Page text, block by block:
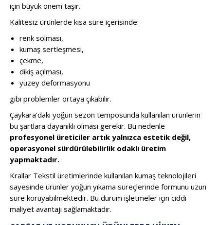
için büyük önem taşır.
Kalitesiz ürünlerde kısa süre içerisinde:
renk solması,
kumaş sertleşmesi,
çekme,
dikiş açılması,
yüzey deformasyonu
gibi problemler ortaya çıkabilir.
Çaykara’daki yoğun sezon temposunda kullanılan ürünlerin
bu şartlara dayanıklı olması gerekir. Bu nedenle
profesyonel üreticiler artık yalnızca estetik değil,
operasyonel sürdürülebilirlik odaklı üretim
yapmaktadır.
Krallar Tekstil üretimlerinde kullanılan kumaş teknolojileri
sayesinde ürünler yoğun yıkama süreçlerinde formunu uzun
süre koruyabilmektedir. Bu durum işletmeler için ciddi
maliyet avantajı sağlamaktadır.